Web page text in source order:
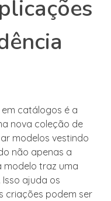
catálogos é a
nova coleção de
modelos vestindo
não apenas a
modelo traz uma
ajuda os
criações podem ser